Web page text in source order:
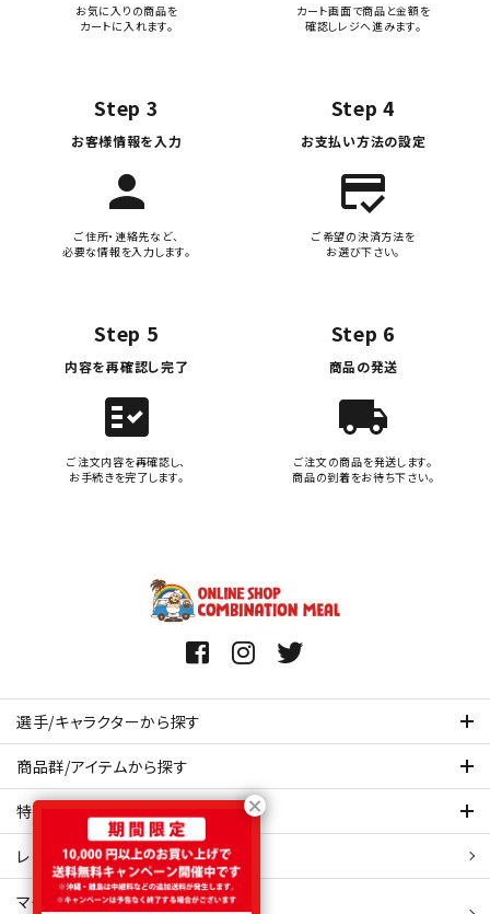
お気に入りの商品を
カートに入れます。
カート画面で商品と金額を
確認しレジへ進みます。
Step 3
お客様情報を入力
person
ご住所・連絡先など、
必要な情報を入力します。
Step 4
お支払い方法の設定
credit_score
ご希望の決済方法を
お選び下さい。
Step 5
内容を再確認し完了
fact_check
ご注文内容を再確認し、
お手続きを完了します。
Step 6
商品の発送
local_shipping
ご注文の商品を発送します。
商品の到着をお待ち下さい。
選手/キャラクターから探す
商品群/アイテムから探す
特集ページを見てみる
レビュー・口コミ 一覧ページ
マイアカウント